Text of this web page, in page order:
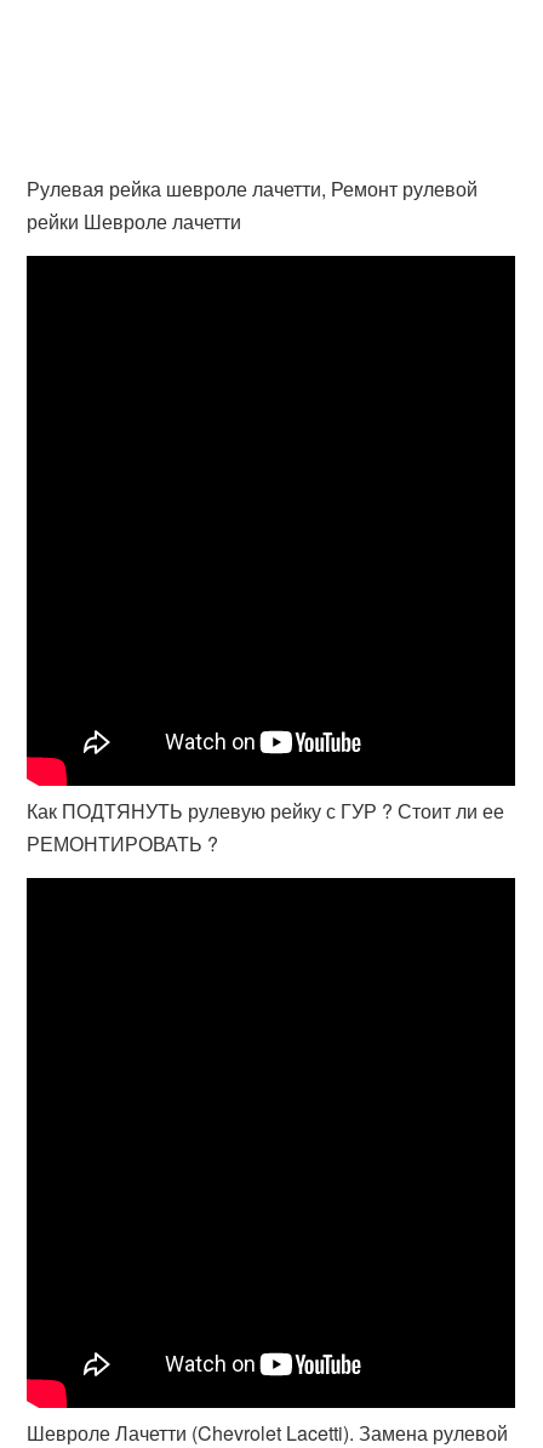
Рулевая рейка шевроле лачетти, Ремонт рулевой
рейки Шевроле лачетти
Как ПОДТЯНУТЬ рулевую рейку с ГУР ? Стоит ли ее
РЕМОНТИРОВАТЬ ?
Шевроле Лачетти (Chevrolet Lacetti). Замена рулевой